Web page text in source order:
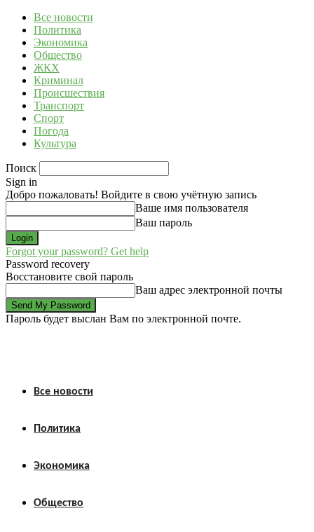
Все новости
Политика
Экономика
Общество
ЖКХ
Криминал
Происшествия
Транспорт
Спорт
Погода
Культура
Поиск
Sign in
Добро пожаловать! Войдите в свою учётную запись
Ваше имя пользователя
Ваш пароль
Forgot your password? Get help
Password recovery
Восстановите свой пароль
Ваш адрес электронной почты
Пароль будет выслан Вам по электронной почте.
Все новости
Политика
Экономика
Общество